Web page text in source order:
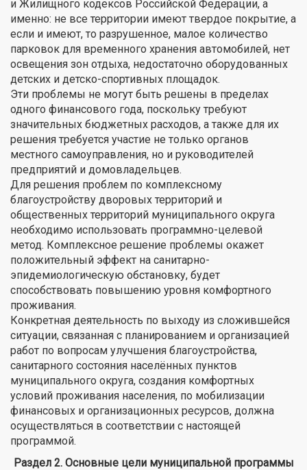
и Жилищного кодексов Российской Федерации, а
именно: не все территории имеют твердое покрытие, а
если и имеют, то разрушенное, малое количество
парковок для временного хранения автомобилей, нет
освещения зон отдыха, недостаточно оборудованных
детских и детско-спортивных площадок.
Эти проблемы не могут быть решены в пределах
одного финансового года, поскольку требуют
значительных бюджетных расходов, а также для их
решения требуется участие не только органов
местного самоуправления, но и руководителей
предприятий и домовладельцев.
Для решения проблем по комплексному
благоустройству дворовых территорий и
общественных территорий муниципального округа
необходимо использовать программно-целевой
метод. Комплексное решение проблемы окажет
положительный эффект на санитарно-
эпидемиологическую обстановку, будет
способствовать повышению уровня комфортного
проживания.
Конкретная деятельность по выходу из сложившейся
ситуации, связанная с планированием и организацией
работ по вопросам улучшения благоустройства,
санитарного состояния населённых пунктов
муниципального округа, создания комфортных
условий проживания населения, по мобилизации
финансовых и организационных ресурсов, должна
осуществляться в соответствии с настоящей
программой.
Раздел 2. Основные цели муниципальной программы